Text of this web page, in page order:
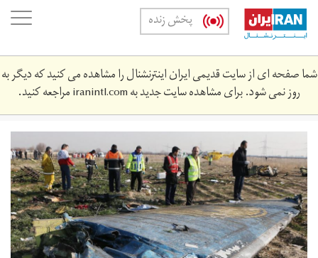
Skip
main
content
پخش زنده
شما صفحه ای از سایت قدیمی ایران اینترنشنال را مشاهده می کنید که دیگر به
روز نمی شود. برای مشاهده سایت جدید بهiranintl.comمراجعه کنید.
wkhryn_2.jpg